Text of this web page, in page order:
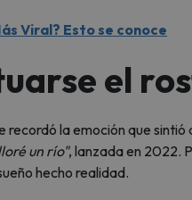
Viral? Esto se conoce
el
recordó la emoción que sintió
un río", lanzada en 2022.
hecho realidad.